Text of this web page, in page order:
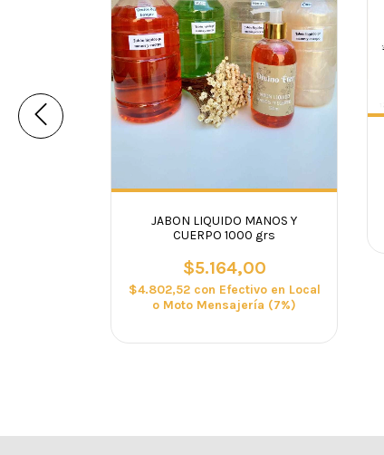
JABON LIQUIDO MANOS Y
CUERPO 1000 grs
$5.164,00
$4.802,52 con Efectivo en Local
o Moto Mensajería (7%)